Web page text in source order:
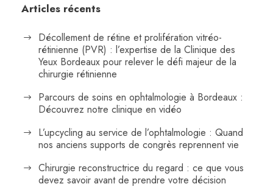
Articles récents
Décollement de rétine et prolifération vitréo-
rétinienne (PVR) : l’expertise de la Clinique des
Yeux Bordeaux pour relever le défi majeur de la
chirurgie rétinienne
Parcours de soins en ophtalmologie à Bordeaux :
Découvrez notre clinique en vidéo
L’upcycling au service de l’ophtalmologie : Quand
nos anciens supports de congrès reprennent vie
Chirurgie reconstructrice du regard : ce que vous
devez savoir avant de prendre votre décision